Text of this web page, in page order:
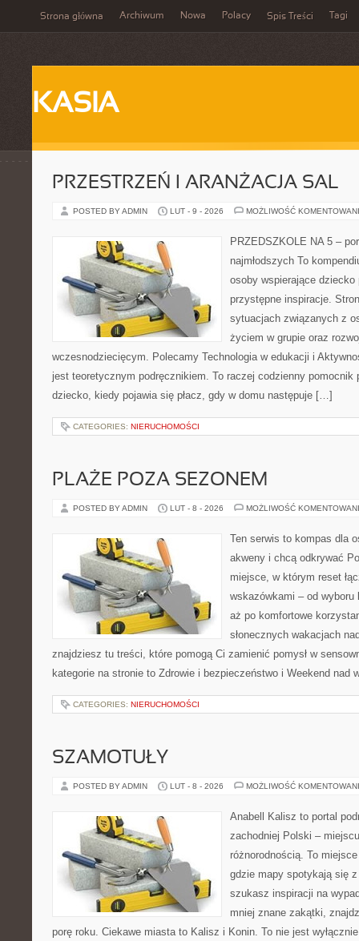
Strona główna Archiwum Nowa Polacy Spis Treści Tagi
KASIA
PRZESTRZEŃ I ARANŻACJA SAL
POSTED BY ADMIN LUT - 9 - 2026 MOŻLIWOŚĆ
PRZEDSZKOLE NA 5 –
najmłodszych To
osoby wspierające dziecko
przystępne inspiracje.
sytuacjach związanych z
życiem w grupie oraz
wczesnodziecięcym. Polecamy Technologia w edukacji i
jest teoretycznym podręcznikiem. To raczej codzienny pomocnik
dziecko, kiedy pojawia się płacz, gdy w domu następuje […]
CATEGORIES: NIERUCHOMOŚCI
PLAŻE POZA SEZONEM
POSTED BY ADMIN LUT - 8 - 2026 MOŻLIWOŚĆ
Ten serwis to kompas dla
akweny i chcą odkrywać
miejsce, w którym reset
wskazówkami – od wyboru
aż po komfortowe
słonecznych wakacjach
znajdziesz tu treści, które pomogą Ci zamienić pomysł w
kategorie na stronie to Zdrowie i bezpieczeństwo i Weekend nad
CATEGORIES: NIERUCHOMOŚCI
SZAMOTUŁY
POSTED BY ADMIN LUT - 8 - 2026 MOŻLIWOŚĆ
Anabell Kalisz to portal
zachodniej Polski –
różnorodnością. To
gdzie mapy spotykają się
szukasz inspiracji na
mniej znane zakątki,
porę roku. Ciekawe miasta to Kalisz i Konin. To nie jest